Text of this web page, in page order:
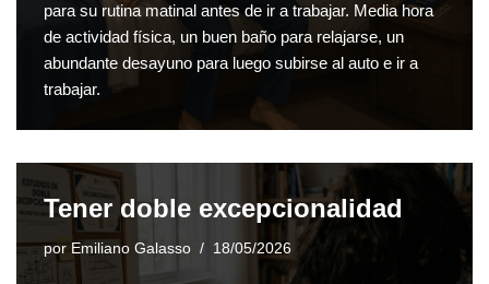
para su rutina matinal antes de ir a trabajar. Media hora
de actividad física, un buen baño para relajarse, un
abundante desayuno para luego subirse al auto e ir a
trabajar.
Tener doble excepcionalidad
por Emiliano Galasso 18/05/2026